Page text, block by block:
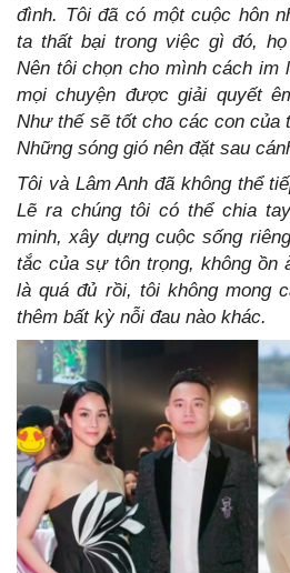
đình. Tôi đã có một cuộc hôn
ta thất bại trong việc gì đó,
Nên tôi chọn cho mình cách im
mọi chuyện được giải quyết
Như thế sẽ tốt cho các con của
Những sóng gió nên đặt sau
Tôi và Lâm Anh đã không thể
Lẽ ra chúng tôi có thể chia
minh, xây dựng cuộc sống
tắc của sự tôn trọng, không ồn
là quá đủ rồi, tôi không mong
thêm bất kỳ nỗi đau nào khác.